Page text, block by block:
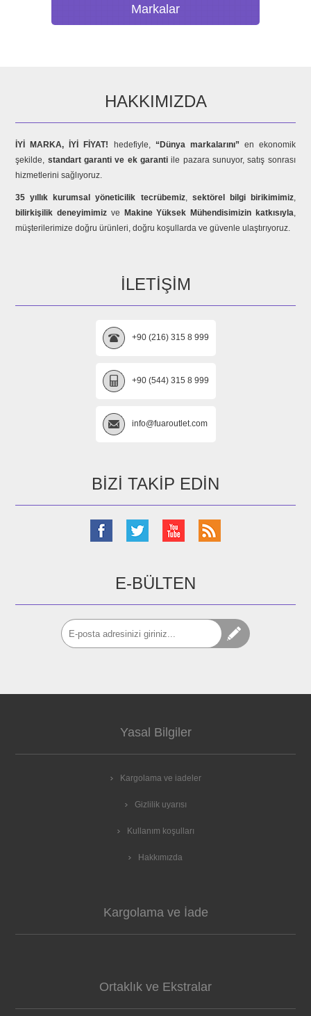
Markalar
HAKKIMIZDA
İYİ MARKA, İYİ FİYAT! hedefiyle, “Dünya markalarını” en ekonomik
şekilde, standart garanti ve ek garanti ile pazara sunuyor, satış sonrası
hizmetlerini sağlıyoruz.
35 yıllık kurumsal yöneticilik tecrübemiz, sektörel bilgi birikimimiz,
bilirkişilik deneyimimiz ve Makine Yüksek Mühendisimizin katkısıyla,
müşterilerimize doğru ürünleri, doğru koşullarda ve güvenle ulaştırıyoruz.
İLETIŞIM
+90 (216) 315 8 999
+90 (544) 315 8 999
info@fuaroutlet.com
BIZI TAKIP EDIN
E-BÜLTEN
Yasal Bilgiler
Kargolama ve iadeler
Gizlilik uyarısı
Kullanım koşulları
Hakkımızda
Kargolama ve İade
Ortaklık ve Ekstralar